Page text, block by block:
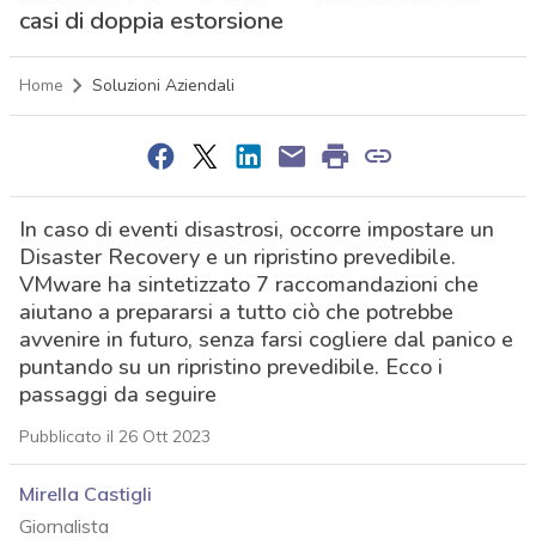
casi di doppia estorsione
Home Soluzioni Aziendali
In caso di eventi disastrosi, occorre impostare un
Disaster Recovery e un ripristino prevedibile.
VMware ha sintetizzato 7 raccomandazioni che
aiutano a prepararsi a tutto ciò che potrebbe
avvenire in futuro, senza farsi cogliere dal panico e
puntando su un ripristino prevedibile. Ecco i
passaggi da seguire
Pubblicato il 26 Ott 2023
Mirella Castigli
Giornalista